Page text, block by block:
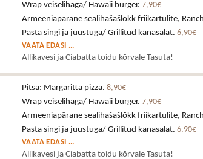
Wrap veiselihaga/ Hawaii burger. 7,90€
Armeeniapärane sealihašašlõkk friikartulite,
Pasta singi ja juustuga/ Grillitud kanasalat. 6,90€
VAATA EDASI ...
Allikavesi ja Ciabatta toidu kõrvale Tasuta!
Pitsa: Margaritta pizza. 8,90€
Wrap veiselihaga/ Hawaii burger. 7,90€
Armeeniapärane sealihašašlõkk friikartulite,
Pasta singi ja juustuga/ Grillitud kanasalat. 6,90€
VAATA EDASI ...
Allikavesi ja Ciabatta toidu kõrvale Tasuta!